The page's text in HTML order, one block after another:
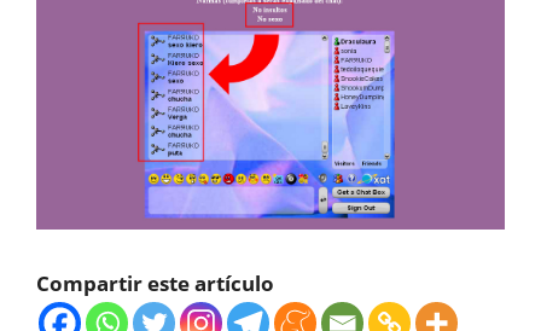
Compartir este artículo